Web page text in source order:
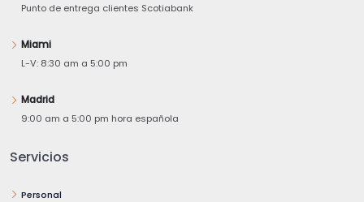
Punto de entrega clientes Scotiabank
Miami
L-V: 8:30 am a 5:00 pm
Madrid
9:00 am a 5:00 pm hora española
Servicios
Personal